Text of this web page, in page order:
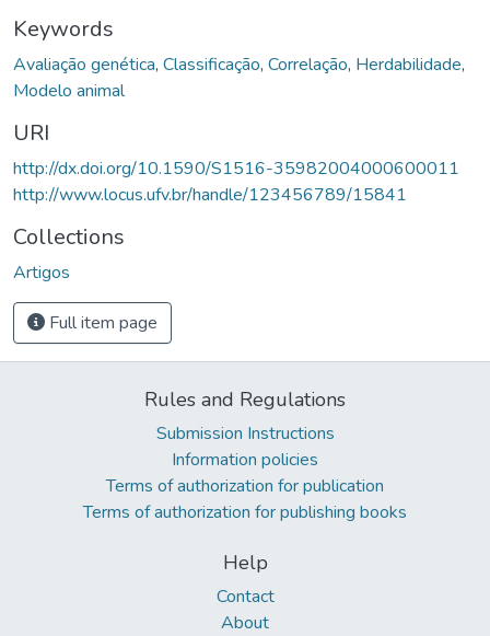
Keywords
Avaliação genética, Classificação, Correlação, Herdabilidade,
Modelo animal
URI
http://dx.doi.org/10.1590/S1516-35982004000600011
http://www.locus.ufv.br/handle/123456789/15841
Collections
Artigos
Full item page
Rules and Regulations
Submission Instructions
Information policies
Terms of authorization for publication
Terms of authorization for publishing books
Help
Contact
About